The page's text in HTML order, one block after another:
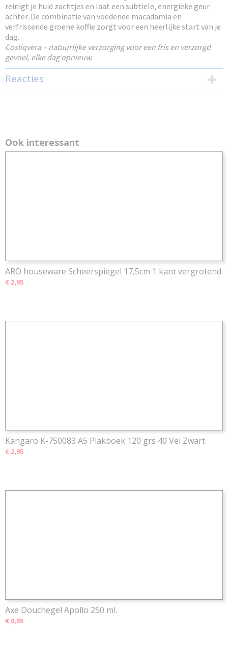
reinigt je huid zachtjes en laat een subtiele, energieke geur
achter. De combinatie van voedende macadamia en
verfrissende groene koffie zorgt voor een heerlijke start van je
dag.
Cosliqvera – natuurlijke verzorging voor een fris en verzorgd
gevoel, elke dag opnieuw.
Reacties
Ook interessant
ARO houseware Scheerspiegel 17,5cm 1 kant vergrotend
€ 2,95
Kangaro K-750083 A5 Plakboek 120 grs 40 Vel Zwart
€ 2,95
Axe Douchegel Apollo 250 ml.
€ 0,95